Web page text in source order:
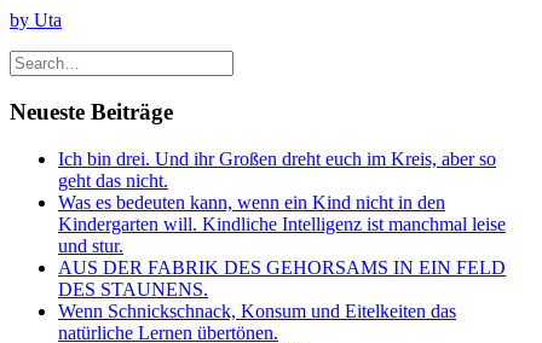
by Uta
Neueste Beiträge
Ich bin drei. Und ihr Großen dreht euch im Kreis, aber so
geht das nicht.
Was es bedeuten kann, wenn ein Kind nicht in den
Kindergarten will. Kindliche Intelligenz ist manchmal leise
und stur.
AUS DER FABRIK DES GEHORSAMS IN EIN FELD
DES STAUNENS.
Wenn Schnickschnack, Konsum und Eitelkeiten das
natürliche Lernen übertönen.